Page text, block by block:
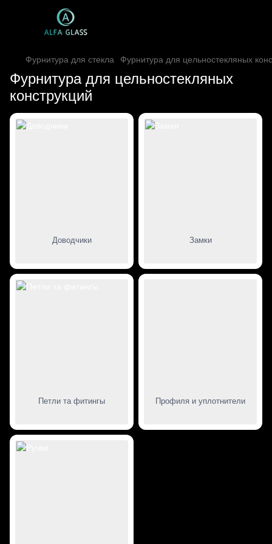
Фурнитура для стекла Фурнитура для цельностекляных
Фурнитура для цельностекляных
конструкций
Доводчики Замки
Петли та фитингы Профиля и уплотнители